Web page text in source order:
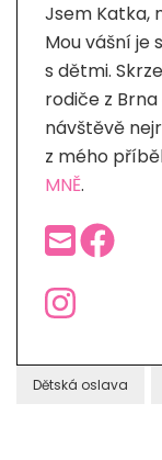
Jsem Katka,
Mou vášní je
s dětmi.
rodiče z
návštěvě
z mého
MNĚ.
Dětská oslava